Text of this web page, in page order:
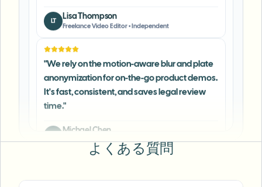
"We rely on the motion-aware blur and plate
anonymization for on-the-go product demos.
It's fast, consistent, and saves legal review
time."
MC
Michael Chen
The blur tools are a lifesaver — I can softly
automatically anonymize license plates in
よくある質問